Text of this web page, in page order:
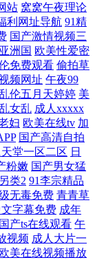
站 窝窝午夜理论
利网址导航 91精
国产激情视频三
洲国 欧美性爱密
免费观看 偷拍草
频网址 午夜99
伦五月天婷婷 美
女乱 成人xxxxx
妇 欧美在线tv 加
国产高清自拍
天堂一区二区 日
粉嫩 国产男女猛
类2 91李宗精品
无毒免费 青青草
字幕免费 成年
国产ts在线观看 午
视频 成人大片一
欧美在线视频播放